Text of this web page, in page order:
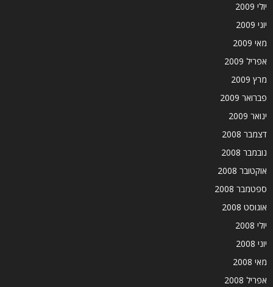
יולי 2009
יוני 2009
מאי 2009
אפריל 2009
מרץ 2009
פברואר 2009
ינואר 2009
דצמבר 2008
נובמבר 2008
אוקטובר 2008
ספטמבר 2008
אוגוסט 2008
יולי 2008
יוני 2008
מאי 2008
אפריל 2008